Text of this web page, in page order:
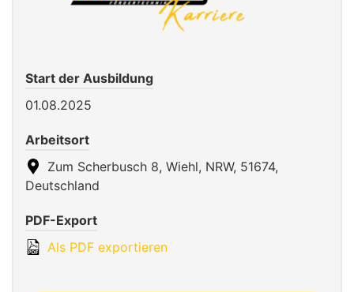
Start der Ausbildung
01.08.2025
Arbeitsort
Zum Scherbusch 8, Wiehl, NRW, 51674,
Deutschland
PDF-Export
Als PDF exportieren